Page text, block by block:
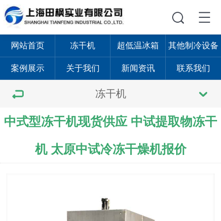
网站首页 冻干机 超低温冰箱 其他制冷设备
案例展示 关于我们 新闻资讯 联系我们
冻干机
中式型冻干机现货供应 中试提取物冻干
机 太原中试冷冻干燥机报价